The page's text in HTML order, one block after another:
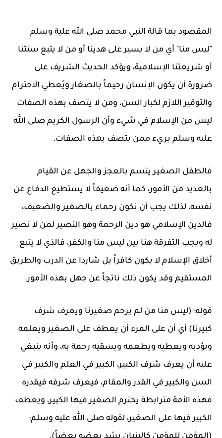
المقصود بما قالة النبي محمد صلى الله علية وسلم
"ليس منا" أي من لا يسير على هدينا أو من لا يتبع سنتنا
أو شريعتنا الإسلامية، ويؤكد الحديث الشريف على
ضرورة أن يكون الإنسان رحيماً بالصغار ويُعطي الاحترام
والتوقير اللازم لكبار السن، ومن لا يتصف بهذه الصفات
ليس من الإسلام في شيء وأن الرسول الكريم صلى الله
عليه وسلم بريء ممن يتصف بهذه الصفات.
فالطفل الصغير يتسم بالعجز والجهل عن القيام
بالعديد من الأمور، كما أنه ضعيفاً لا يستطيع الدفاع عن
نفسه، لذلك يجب أن نكون رحماء بالصغير والضعيف،
فالدين الإسلامي هو دين الرحمة وهو النصير لمن لا نصير
له ويجب التفرقة هنا بين ليس منا والكفر، فالذي لا يتبع
أخلاق الإسلام لا يكون كافراً بل شاردا عن الدرب والطريق
المستقيم وقد يكون ذلك ناتجاً عن جهل بهذه الأمور.
قوله: (ليس منا من لم يرحم صغيرنا ويعرف شرف
كبيرنا) أي أن على المرء أن يعطف على الصغير ويعلمه
ويؤدبه ويعطيه ويطعمه ويسقيه رحمة به، وأنه ينبغي
عليه أن يعرف شرف الكبير، الكبير في العلم والكبير في
السن والكبير في القدر والمقام، فيعرف شرفه فيقدره
فهذه الأمة مترابطة يحترم الصغير فيها الكبير، ويعطف
الكبير فيها على الصغير، لقوله صلى الله عليه وسلم: